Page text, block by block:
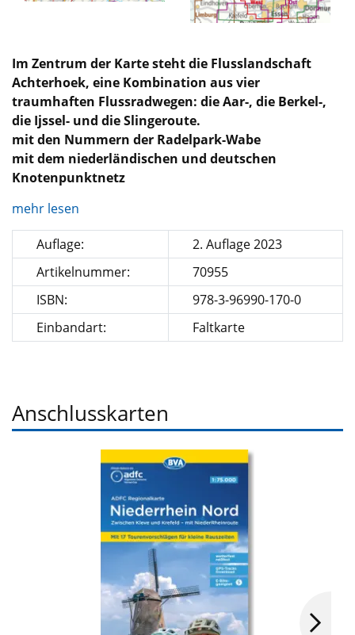
Im Zentrum der Karte steht die Flusslandschaft
Achterhoek, eine Kombination aus vier
traumhaften Flussradwegen: die Aar-, die Berkel-,
die Ijssel- und die Slingeroute.
mit den Nummern der Radelpark-Wabe
mit dem niederländischen und deutschen
Knotenpunktnetz
mehr lesen
Auflage:
2. Auflage 2023
Artikelnummer:
70955
ISBN:
978-3-96990-170-0
Einbandart:
Faltkarte
Anschlusskarten